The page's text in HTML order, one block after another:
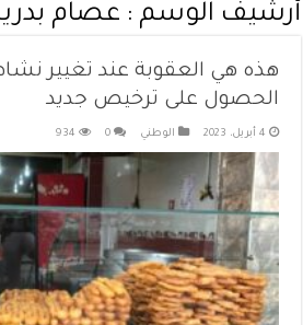
أرشيف الوسم : عصام
هذه هي العقوبة عند تغيير
الحصول على ترخيص جديد
4 أبريل، 2023 الوطني 0
934